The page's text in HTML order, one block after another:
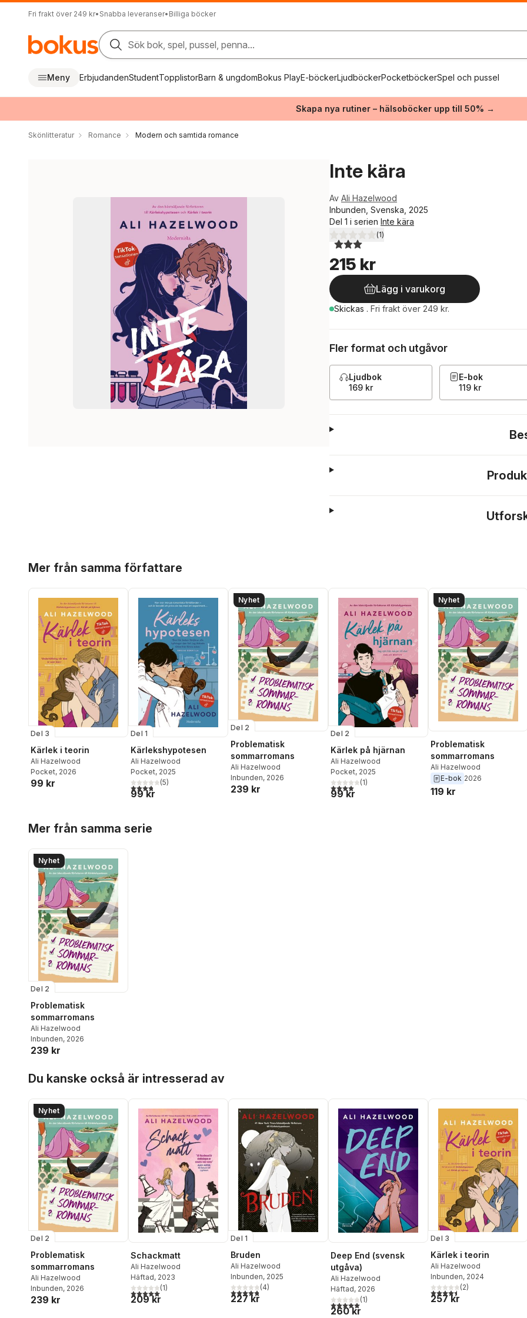
Fri frakt över 249 kr• Snabba leveranser• Billiga böcker
Sök bok, spel, pussel, penna...
Meny ErbjudandenStudentTopplistorBarn & ungdomBokus PlayE-böckerLjudböckerPocketböckerSpel och pussel
Skapa nya rutiner – hälsoböcker upp till 50% →
Skönlitteratur Romance Modern och samtida romance
Inte kära
Av Ali Hazelwood
Inbunden, Svenska, 2025
Del 1 i serien Inte kära
3,0utav 5 stjärnor. Totalt antal röster:
(1)
215 kr
Lägg i varukorg
Skickas . Fri frakt över 249 kr.
Fler format och utgåvor
Ljudbok
169 kr
E-bok
119 kr
Mer från samma författare
Del 3
Kärlek i teorin
Ali Hazelwood
Pocket, 2026
99 kr
Del 1
Kärlekshypotesen
Ali Hazelwood
Pocket, 2025
3,8utav 5 stjärnor. Totalt antal röster:
(5)
99 kr
Nyhet
Del 2
Problematisk
sommarromans
Ali Hazelwood
Inbunden, 2026
239 kr
Del 2
Kärlek på hjärnan
Ali Hazelwood
Pocket, 2025
4,0utav 5 stjärnor. Totalt antal röster:
(1)
99 kr
Nyhet
Problematisk
sommarromans
Ali Hazelwood
E-bok 2026
119 kr
Mer från samma serie
Nyhet
Del 2
Problematisk
sommarromans
Ali Hazelwood
Inbunden, 2026
239 kr
Du kanske också är intresserad av
Nyhet
Del 2
Problematisk
sommarromans
Ali Hazelwood
Inbunden, 2026
239 kr
Schackmatt
Ali Hazelwood
Häftad, 2023
5,0utav 5 stjärnor. Totalt antal röster:
(1)
209 kr
Del 1
Bruden
Ali Hazelwood
Inbunden, 2025
4,8utav 5 stjärnor. Totalt antal röster:
(4)
227 kr
Deep End (svensk
utgåva)
Ali Hazelwood
Häftad, 2026
5,0utav 5 stjärnor. Totalt antal röster:
(1)
260 kr
Del 3
Kärlek i teorin
Ali Hazelwood
Inbunden, 2024
4,5utav 5 stjärnor. Totalt
(2)
257 kr